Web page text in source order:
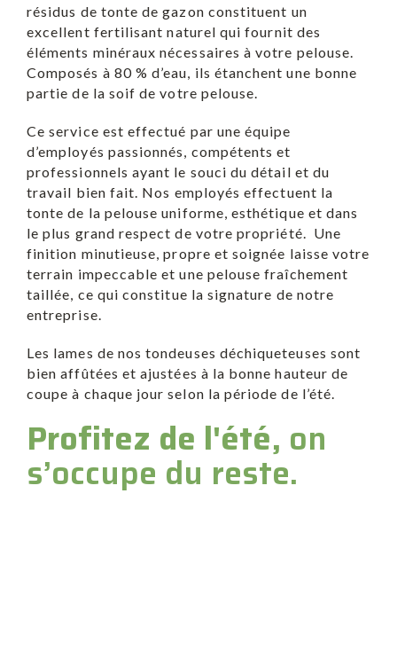
résidus de tonte de gazon constituent un
excellent fertilisant naturel qui fournit des
éléments minéraux nécessaires à votre pelouse.
Composés à 80 % d’eau, ils étanchent une bonne
partie de la soif de votre pelouse.
Ce service est effectué par une équipe
d’employés passionnés, compétents et
professionnels ayant le souci du détail et du
travail bien fait. Nos employés effectuent la
tonte de la pelouse uniforme, esthétique et dans
le plus grand respect de votre propriété. Une
finition minutieuse, propre et soignée laisse votre
terrain impeccable et une pelouse fraîchement
taillée, ce qui constitue la signature de notre
entreprise.
Les lames de nos tondeuses déchiqueteuses sont
bien affûtées et ajustées à la bonne hauteur de
coupe à chaque jour selon la période de l’été.
Profitez de l'été, on
s’occupe du reste.